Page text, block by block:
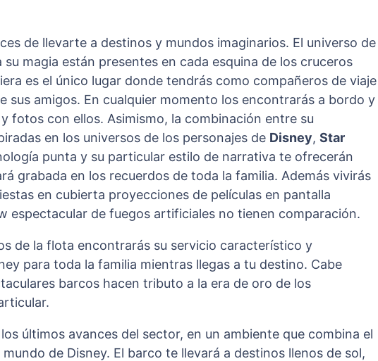
de llevarte a destinos y mundos imaginarios. El universo de
su magia están presentes en cada esquina de los cruceros
es el único lugar donde tendrás como compañeros de viaje
sus amigos. En cualquier momento los encontrarás a bordo y
fotos con ellos. Asimismo, la combinación entre su
en los universos de los personajes de Disney, Star
punta y su particular estilo de narrativa te ofrecerán
grabada en los recuerdos de toda la familia. Además vivirás
en cubierta proyecciones de películas en pantalla
espectacular de fuegos artificiales no tienen comparación.
de la flota encontrarás su servicio característico y
para toda la familia mientras llegas a tu destino. Cabe
barcos hacen tributo a la era de oro de los
últimos avances del sector, en un ambiente que combina el
mundo de Disney. El barco te llevará a destinos llenos de sol,